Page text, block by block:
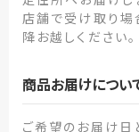
店舗で受け取り場
降お越しください。
商品お届けについ
ご希望のお届け日